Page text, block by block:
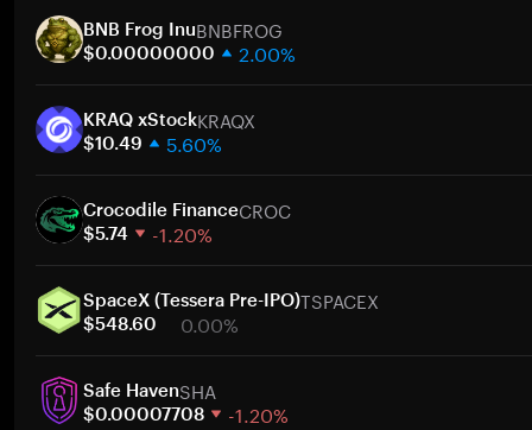
30 天
市值
BNB Frog InuBNBFROG
$0.00000000 2.00%
30 天
市值
KRAQ xStockKRAQX
$10.49 5.60%
30 天
市值
Crocodile FinanceCROC
$5.74 -1.20%
30 天
市值
SpaceX (Tessera Pre-IPO)TSPACEX
$548.60 0.00%
30 天
市值
Safe HavenSHA
$0.00007708 -1.20%